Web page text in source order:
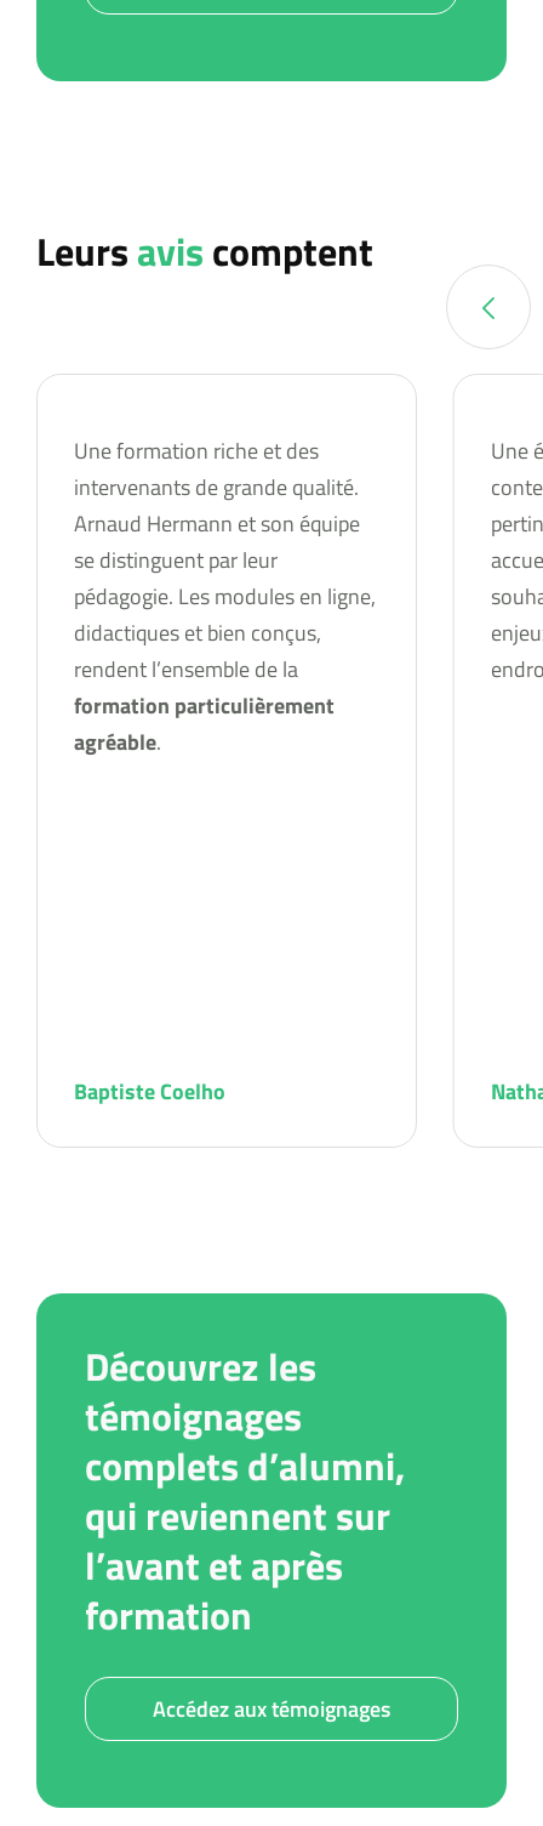
Leursaviscomptent
Une formation riche et des
intervenants de grande qualité.
Arnaud Hermann et son équipe
se distinguent par leur
pédagogie. Les modules en ligne,
didactiques et bien conçus,
rendent l’ensemble de la
formation particulièrement
agréable.
Baptiste Coelho
Une
Découvrez les
témoignages
complets d’alumni,
qui reviennent sur
l’avant et après
formation
Accédez aux témoignages